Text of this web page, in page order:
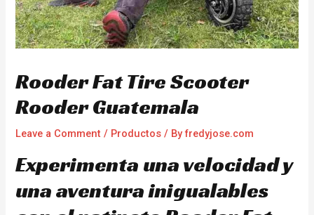
Rooder Fat Tire Scooter
Rooder Guatemala
Leave a Comment / Productos / Byfredyjose.com
Experimenta una velocidad y
una aventura inigualables